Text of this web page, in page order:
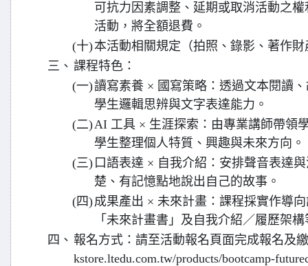
可抗力因素調整、延期或取消活動之
活動，將全額退費。
(十)本活動相關規定（拍照、錄影、著作
三、 課程特色：
(一)讀寫素養 × 國寫策略：透過文本閱讀
學生邏輯思辨與文字表達能力。
(二)AI 工具 × 生涯探索：由專業講師帶領
學生整理個人特質、興趣與未來方向。
(三) 口語表達 × 自我介紹：安排聲音表達
楚、有記憶點地說出自己的故事。
(四)成果產出 × 未來計畫：課程採實作導
「未來計畫書」及自我介紹／履歷架
四、 報名方式：請至活動報名頁面完成報名及
kstore.ltedu.com.tw/products/bootcamp-